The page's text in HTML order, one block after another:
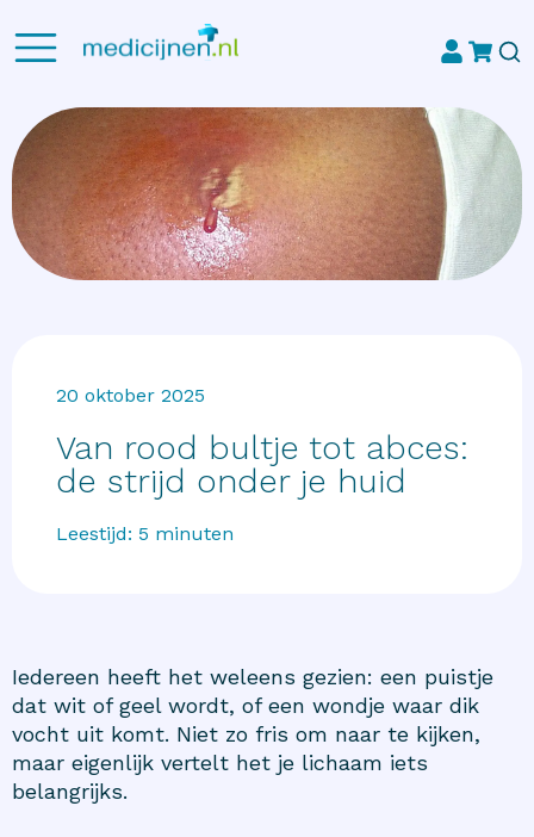
20 oktober 2025
Van rood bultje tot abces:
de strijd onder je huid
Leestijd: 5 minuten
Iedereen heeft het weleens gezien: een puistje
dat wit of geel wordt, of een wondje waar dik
vocht uit komt. Niet zo fris om naar te kijken,
maar eigenlijk vertelt het je lichaam iets
belangrijks.